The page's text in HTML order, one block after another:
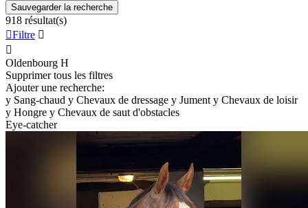
Sauvegarder la recherche
918 résultat(s)
Filtre 

Oldenbourg H
Supprimer tous les filtres
Ajouter une recherche:
y Sang-chaud y Chevaux de dressage y Jument y Chevaux de loisir
y Hongre y Chevaux de saut d'obstacles
Eye-catcher